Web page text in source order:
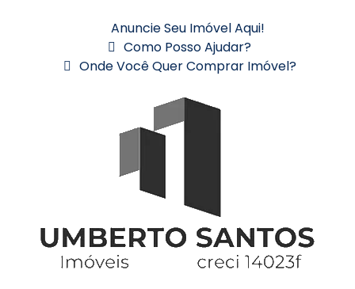
Anuncie Seu Imóvel Aqui!
Como Posso Ajudar?
Onde Você Quer Comprar Imóvel?